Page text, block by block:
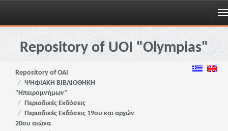
Skip
navigationRepository of UOI "Olympias"
Repository of OAI
ΨΗΦΙΑΚΗ ΒΙΒΛΙΟΘΗΚΗ
"Ηπειρομνήμων"
Περιοδικές Εκδόσεις
Περιοδικές Εκδόσεις 19ου και αρχών
20ου αιώνα